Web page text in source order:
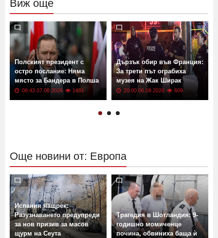
Виж още
Полският президент с
остро послание: Няма
място за Бандера в Полша
08:43 07.08.2026 1601
Дързък обир във Франция:
За трети път ограбиха
музея на Жак Ширак
20:00 06.08.2026 609
Още новини от: Европа
Испания нащрек:
Разузнаването предупреди
за нов призив за масов
щурм на Сеута
Трагедия в Шотландия: 9-
годишно момиченце
почина, обвиниха баща ѝ